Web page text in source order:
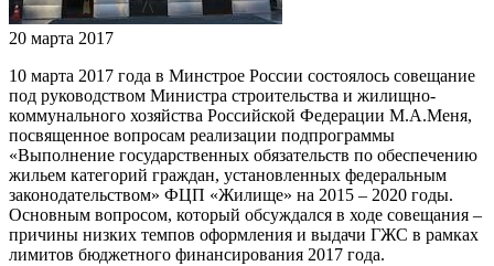
20 марта 2017
10 марта 2017 года в Минстрое России состоялось совещание
под руководством Министра строительства и жилищно-
коммунального хозяйства Российской Федерации М.А.Меня,
посвященное вопросам реализации подпрограммы
«Выполнение государственных обязательств по обеспечению
жильем категорий граждан, установленных федеральным
законодательством» ФЦП «Жилище» на 2015 – 2020 годы.
Основным вопросом, который обсуждался в ходе совещания –
причины низких темпов оформления и выдачи ГЖС в рамках
лимитов бюджетного финансирования 2017 года.